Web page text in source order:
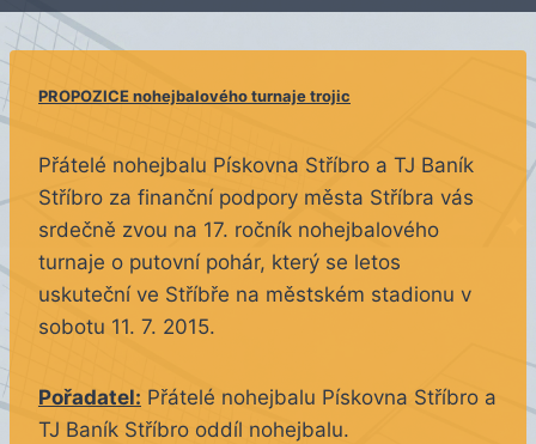
PROPOZICE nohejbalového turnaje trojic
Přátelé nohejbalu Pískovna Stříbro a TJ Baník
Stříbro za finanční podpory města Stříbra vás
srdečně zvou na 17. ročník nohejbalového
turnaje o putovní pohár, který se letos
uskuteční ve Stříbře na městském stadionu v
sobotu 11. 7. 2015.
Pořadatel: Přátelé nohejbalu Pískovna Stříbro a
TJ Baník Stříbro oddíl nohejbalu.